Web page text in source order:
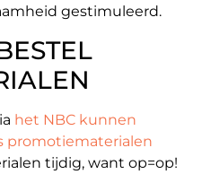
gestimuleerd.
het NBC kunnen
promotiematerialen
tijdig, want op=op!